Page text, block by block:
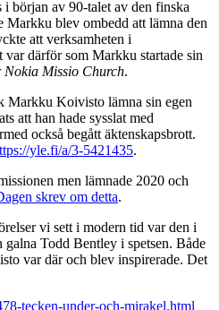
i början av 90-talet av den finska
blev ombedd att lämna den
att verksamheten i
därför som Markku startade sin
Nokia Missio Church.
Markku Koivisto lämna sin egen
att han hade sysslat med
också begått äktenskapsbrott.
yle.fi/a/3-5421435.
men lämnade 2020 och
skrev om detta.
vi sett i modern tid var den i
Todd Bentley i spetsen. Både
var där och blev inspirerade. Det
tecken-under-och-mirakel.html